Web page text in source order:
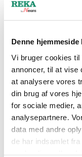
Denne
Vi bruger cookies
annoncer, til at vise
at analysere vores
din brug af vores
for sociale medier,
analysepartnere.
data med andre
de har indsamlet
projekt.
drivhusudledninger
produktionen af
samt udledninger
fra anvendelse af
Reka Cables
målsætning at
forbedre